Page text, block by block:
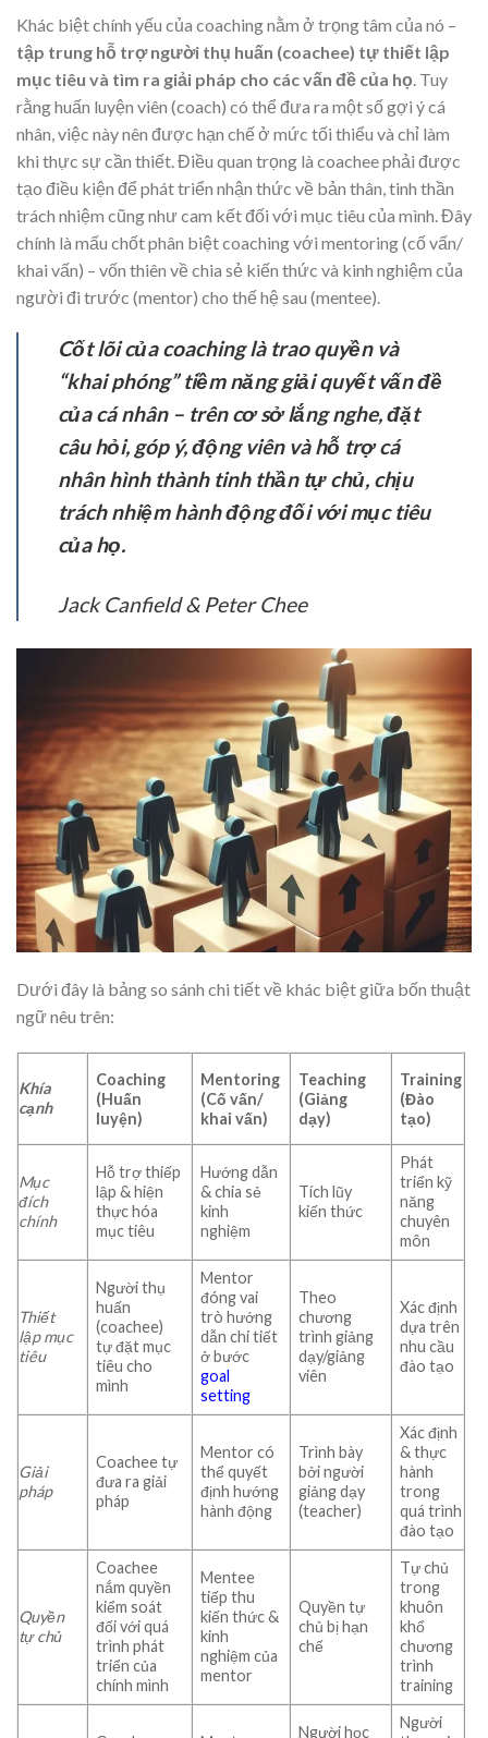
Khác biệt chính yếu của coaching nằm ở trọng tâm của nó –
tập trung hỗ trợ người thụ huấn (coachee) tự thiết lập
mục tiêu và tìm ra giải pháp cho các vấn đề của họ . Tuy
rằng huấn luyện viên (coach) có thể đưa ra một số gợi ý cá
nhân, việc này nên được hạn chế ở mức tối thiểu và chỉ làm
khi thực sự cần thiết. Điều quan trọng là coachee phải được
tạo điều kiện để phát triển nhận thức về bản thân, tinh thần
trách nhiệm cũng như cam kết đối với mục tiêu của mình. Đây
chính là mấu chốt phân biệt coaching với mentoring (cố vấn/
khai vấn) – vốn thiên về chia sẻ kiến thức và kinh nghiệm của
người đi trước (mentor) cho thế hệ sau (mentee).
Cốt lõi của coaching là trao quyền và
“khai phóng” tiềm năng giải quyết vấn đề
của cá nhân – trên cơ sở lắng nghe, đặt
câu hỏi, góp ý, động viên và hỗ trợ cá
nhân hình thành tinh thần tự chủ, chịu
trách nhiệm hành động đối với mục tiêu
của họ.
Jack Canfield & Peter Chee
Dưới đây là bảng so sánh chi tiết về khác biệt giữa bốn thuật
ngữ nêu trên:
Khía
cạnh
Coaching
(Huấn
luyện)
Mentoring
(Cố vấn/
khai vấn)
Teaching
(Giảng
dạy)
Training
(Đào
tạo)
Mục
đích
chính
Hỗ trợ thiếp
lập & hiện
thực hóa
mục tiêu
Hướng dẫn
& chia sẻ
kinh
nghiệm
Tích lũy
kiến thức
Phát
triển kỹ
năng
chuyên
môn
Thiết
lập mục
tiêu
Người thụ
huấn
(coachee)
tự đặt mục
tiêu cho
mình
Mentor
đóng vai
trò hướng
dẫn chi tiết
ở bước
goal
setting
Theo
chương
trình giảng
dạy/giảng
viên
Xác định
dựa trên
nhu cầu
đào tạo
Giải
pháp
Coachee tự
đưa ra giải
pháp
Mentor có
thể quyết
định hướng
hành động
Trình bày
bởi người
giảng dạy
(teacher)
Xác định
& thực
hành
trong
quá trình
đào tạo
Quyền
tự chủ
Coachee
nắm quyền
kiểm soát
đối với quá
trình phát
triển của
chính mình
Mentee
tiếp thu
kiến thức &
kinh
nghiệm của
mentor
Quyền tự
chủ bị hạn
chế
Tự chủ
trong
khuôn
khổ
chương
trình
training
Người học
Người